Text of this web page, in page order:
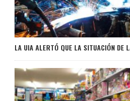
LA UIA ALERTÓ QUE LA SITUACIÓN DE